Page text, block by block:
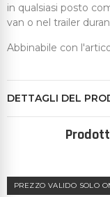
in qualsiasi posto
van o nel trailer
Abbinabile con
DETTAGLI DEL
PREZZO VALIDO SOLO